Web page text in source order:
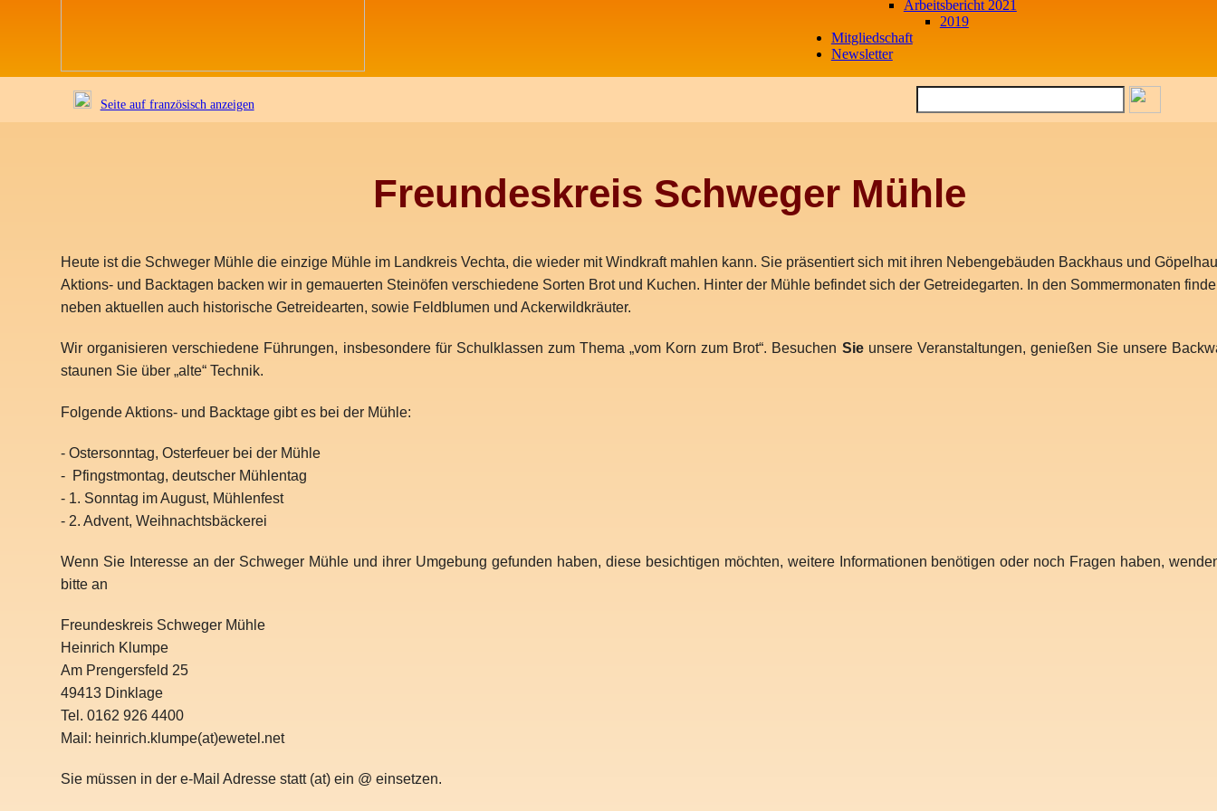
Arbeitsbericht 2021
2019
Mitgliedschaft
Newsletter
Seite auf französisch anzeigen
Freundeskreis Schweger Mühle
Heute ist die Schweger Mühle die einzige Mühle im Landkreis Vechta, die wieder mit Windkraft mahlen kann. Sie präsentiert sich mit ihren Nebengebäuden Backhaus und
Aktions- und Backtagen backen wir in gemauerten Steinöfen verschiedene Sorten Brot und Kuchen. Hinter der Mühle befindet sich der Getreidegarten. In den Sommermonaten
neben aktuellen auch historische Getreidearten, sowie Feldblumen und Ackerwildkräuter.
Wir organisieren verschiedene Führungen, insbesondere für Schulklassen zum Thema „vom Korn zum Brot“. Besuchen Sie unsere Veranstaltungen, genießen Sie unsere
staunen Sie über „alte“ Technik.
Folgende Aktions- und Backtage gibt es bei der Mühle:
- Ostersonntag, Osterfeuer bei der Mühle
- Pfingstmontag, deutscher Mühlentag
- 1. Sonntag im August, Mühlenfest
- 2. Advent, Weihnachtsbäckerei
Wenn Sie Interesse an der Schweger Mühle und ihrer Umgebung gefunden haben, diese besichtigen möchten, weitere Informationen benötigen oder noch Fragen haben,
bitte an
Freundeskreis Schweger Mühle
Heinrich Klumpe
Am Prengersfeld 25
49413 Dinklage
Tel. 0162 926 4400
Mail: heinrich.klumpe(at)ewetel.net
Sie müssen in der e-Mail Adresse statt (at) ein @ einsetzen.